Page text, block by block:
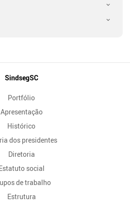
SindsegSC
Portfólio
Apresentação
Histórico
dos presidentes
Diretoria
social
de trabalho
Estrutura